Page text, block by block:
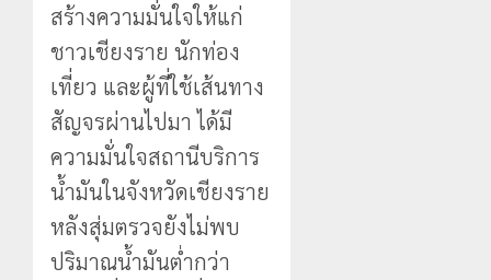
สร้างความมั่นใจให้แก่
ชาวเชียงราย นักท่อง
เที่ยว และผู้ที่ใช้เส้นทาง
สัญจรผ่านไปมา ได้มี
ความมั่นใจสถานีบริการ
น้ำมันในจังหวัดเชียงราย
หลังสุ่มตรวจยังไม่พบ
ปริมาณน้ำมันต่ำกว่า